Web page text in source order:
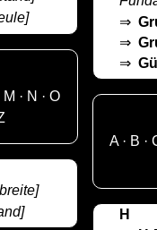
M · N ·O
⇒
⇒
⇒
A· B ·
H